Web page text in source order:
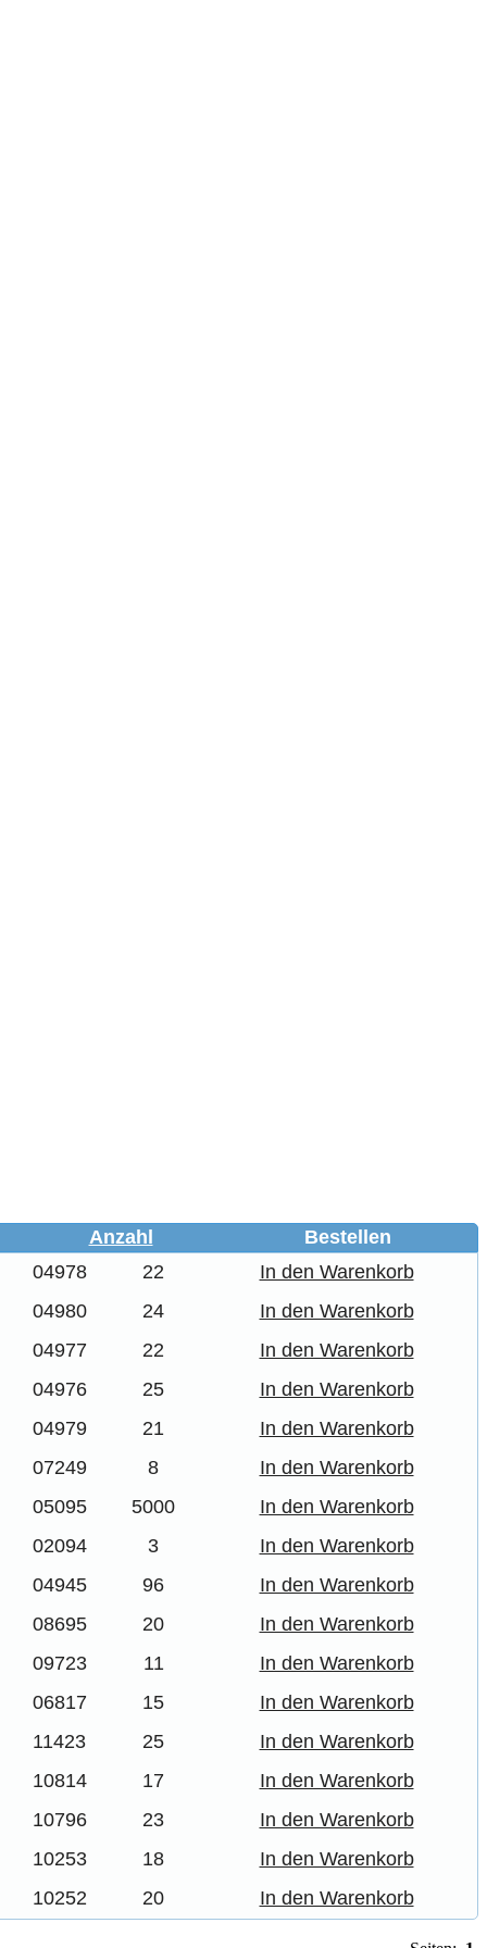
Anzahl
Bestellen
04978 22
In den Warenkorb
04980 24
In den Warenkorb
04977 22
In den Warenkorb
04976 25
In den Warenkorb
04979 21
In den Warenkorb
07249 8
In den Warenkorb
05095 5000
In den Warenkorb
02094 3
In den Warenkorb
04945 96
In den Warenkorb
08695 20
In den Warenkorb
09723 11
In den Warenkorb
06817 15
In den Warenkorb
11423 25
In den Warenkorb
10814 17
In den Warenkorb
10796 23
In den Warenkorb
10253 18
In den Warenkorb
10252 20 In den Warenkorb